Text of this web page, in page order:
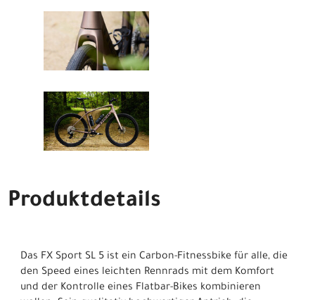
Produktdetails
Das FX Sport SL 5 ist ein Carbon-Fitnessbike für alle, die
den Speed eines leichten Rennrads mit dem Komfort
und der Kontrolle eines Flatbar-Bikes kombinieren